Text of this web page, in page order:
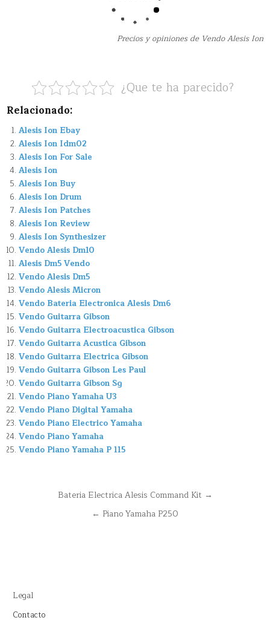
Precios y opiniones de Vendo Alesis Ion
¿Que te ha parecido?
Relacionado:
Alesis Ion Ebay
Alesis Ion Idm02
Alesis Ion For Sale
Alesis Ion
Alesis Ion Buy
Alesis Ion Drum
Alesis Ion Patches
Alesis Ion Review
Alesis Ion Synthesizer
Vendo Alesis Dm10
Alesis Dm5 Vendo
Vendo Alesis Dm5
Vendo Alesis Micron
Vendo Bateria Electronica Alesis Dm6
Vendo Guitarra Gibson
Vendo Guitarra Electroacustica Gibson
Vendo Guitarra Acustica Gibson
Vendo Guitarra Electrica Gibson
Vendo Guitarra Gibson Les Paul
Vendo Guitarra Gibson Sg
Vendo Piano Yamaha U3
Vendo Piano Digital Yamaha
Vendo Piano Electrico Yamaha
Vendo Piano Yamaha
Vendo Piano Yamaha P 115
NavegaciónBateria Electrica Alesis Command Kit →
← Piano Yamaha P250
Legal
Contacto